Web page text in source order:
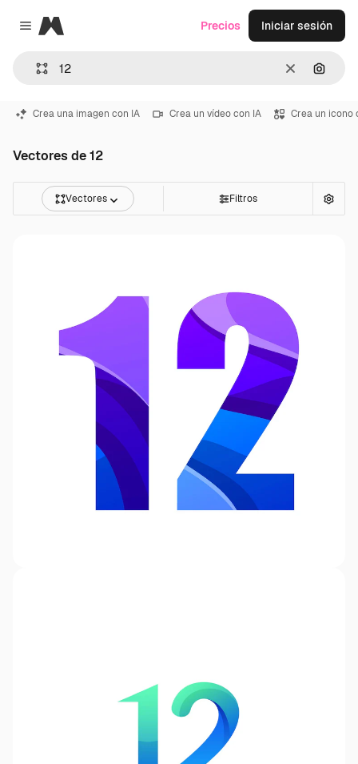
Close menu
Magnific
Borrar
Precios Iniciar sesión
Crea una imagen con IA Crea un vídeo con IA Crea un icono
Vectores de 12
Vectores Filtros